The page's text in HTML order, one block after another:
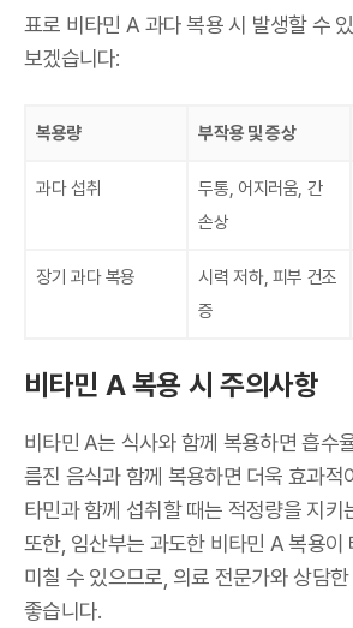
표로 비타민 A 과다 복용 시 발생할 수
보겠습니다:
복용량 부작용 및 증상
과다 섭취
두통, 어지러움, 간
손상
장기 과다 복용
시력 저하, 피부 건조
증
비타민 A 복용 시 주의사항
비타민 A는 식사와 함께 복용하면 흡수
름진 음식과 함께 복용하면 더욱 효과적
타민과 함께 섭취할 때는 적정량을 지키
또한, 임산부는 과도한 비타민 A 복용이
미칠 수 있으므로, 의료 전문가와 상담한
좋습니다.